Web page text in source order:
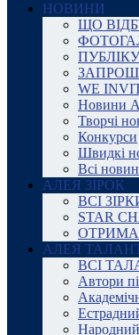
НОВИНИ
ЩО
WE
Новини
Творчі
Конкурси
Швидкі
Всі
АЛЕЯ ЗІРОК
ВСІ
STAR
АЛЕЯ
ВСІ
Автори
Народний